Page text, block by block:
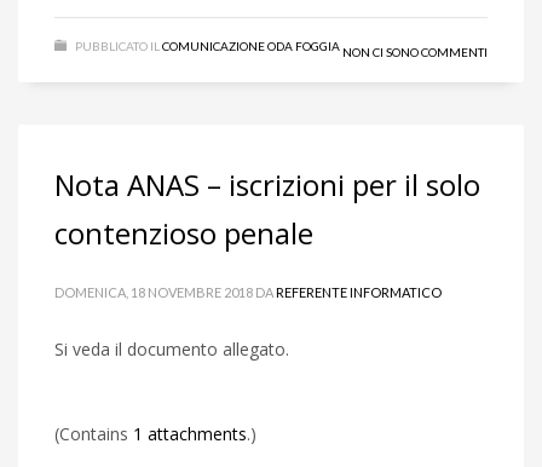
PUBBLICATO IL COMUNICAZIONE ODA FOGGIA NON CI SONO COMMENTI
Nota ANAS – iscrizioni per il solo
contenzioso penale
DOMENICA, 18 NOVEMBRE 2018 DAREFERENTE INFORMATICO
Si veda il documento allegato.
(Contains 1 attachments.)